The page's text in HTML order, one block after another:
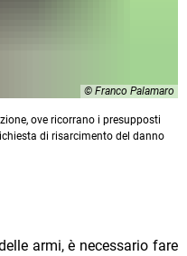
© Franco Palamaro
ove ricorrano i presupposti
di risarcimento del danno
armi, è necessario fare